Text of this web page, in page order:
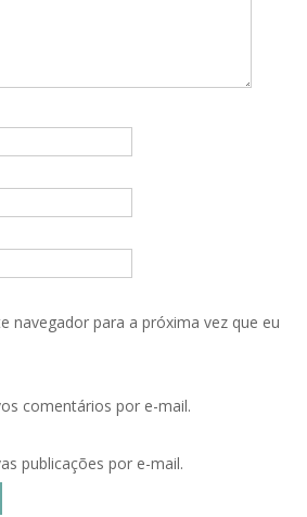
navegador para a próxima vez que eu
comentários por e-mail.
publicações por e-mail.